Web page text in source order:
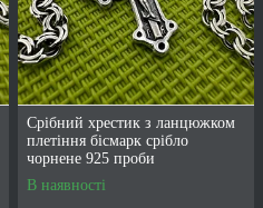
Срібний хрестик з ланцюжком
плетіння бісмарк срібло
чорнене 925 проби
В наявності